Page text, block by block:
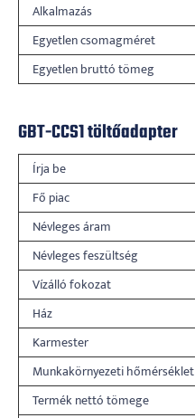
Alkalmazás
Egyetlen csomagméret
Egyetlen bruttó tömeg
GBT-CCS1 töltőadapter
Írja be
Fő piac
Névleges áram
Névleges feszültség
Vízálló fokozat
Ház
Karmester
Munkakörnyezeti hőmérséklet
Termék nettó tömege